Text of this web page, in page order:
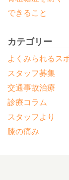
できること
カテゴリー
よくみられるス
スタッフより
スタッフ募集
交通事故治療
膝の痛み
診療コラム